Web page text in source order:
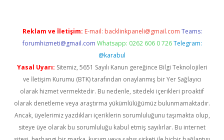
Reklam ve İletişim: E-mail: backlinkpaneli@gmail.com Teams:
forumhizmeti@gmail.com Whatsapp: 0262 606 0 726 Telegram:
@karabul
Yasal Uyarı: Sitemiz, 5651 Sayılı Kanun gereğince Bilgi Teknolojileri
ve İletişim Kurumu (BTK) tarafından onaylanmış bir Yer Sağlayıcı
olarak hizmet vermektedir. Bu nedenle, sitedeki içerikleri proaktif
olarak denetleme veya araştırma yükümlülüğümüz bulunmamaktadır.
Ancak, üyelerimiz yazdıkları içeriklerin sorumluluğunu taşımakta olup,
siteye üye olarak bu sorumluluğu kabul etmiş sayılırlar. Bu internet